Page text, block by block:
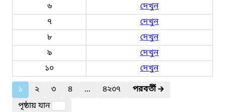
৬
দেখুন
৭
দেখুন
৮
দেখুন
৯
দেখুন
১০
দেখুন
১
২ ৩ ৪ ... ৪২৩৭ পরবর্তী🡲
পৃষ্ঠায় যান